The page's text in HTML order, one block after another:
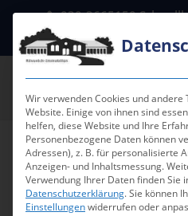
030-3665150
Immobilien als
Wir verwenden Cookies und
Website. Einige von ihnen sind
helfen, diese Website und Ihre
Personenbezogene Daten können
Adressen), z. B. für personalisierte
Anzeigen- und Inhaltsmessung.
Verwendung Ihrer Daten finden Sie
Datenschutzerklärung.Sie können
Einstellungenwiderrufen oder